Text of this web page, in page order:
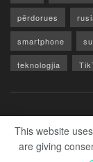
përdorues
smartphone
teknologjia
© 2026 Zero1.al -
This website
are giving